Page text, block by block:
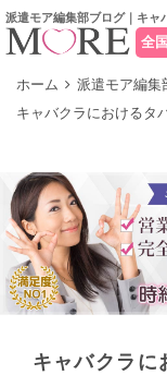
派遣モア編集部ブログ｜キャ
全
ホーム
派遣モア編集
キャバクラにおけるタ
キャバクラに